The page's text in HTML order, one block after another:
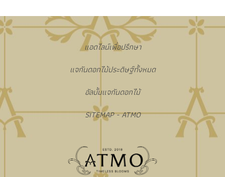
แอดไลน์เพื่อปรึกษา
แจกันดอกไม้ประดิษฐ์ทั้งหมด
อัลบั้มแจกันดอกไม้
SITEMAP - ATMO